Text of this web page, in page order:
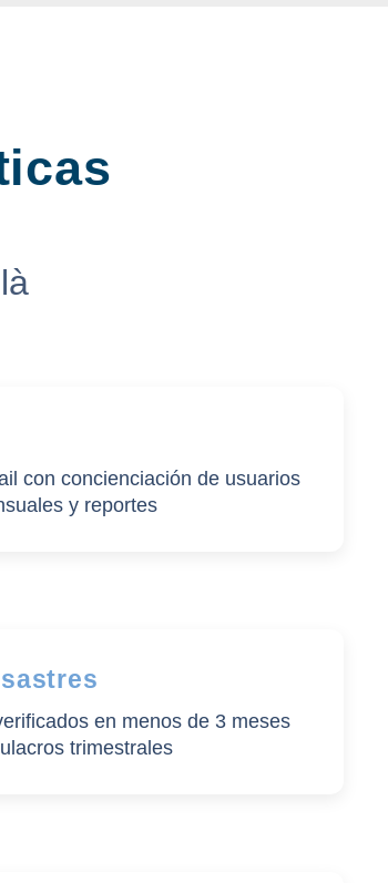
con concienciación de usuarios
y reportes
en menos de 3 meses
trimestrales